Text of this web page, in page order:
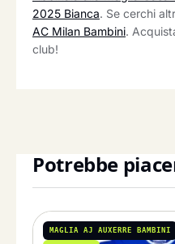
2025 Bianca. Se cerchi
AC Milan Bambini.
club!
Potrebbe
MAGLIA AJ AUXERRE BAMBINI